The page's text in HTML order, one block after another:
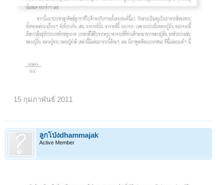
15 กุมภาพันธ์ 2011
ลูกโป่งdhammajak
Active Member